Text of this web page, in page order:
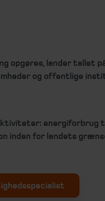
opgøres, lander tallet
og offentlige
energiforbrug
inden for landets